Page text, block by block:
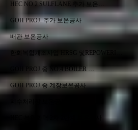
HEC NO.2 SULFLANE 추가 보온…
GOH PROJ. 추가 보온공사
배관 보온공사
한화복합개조사업 HRSG 및REPOWERI…
GOH PROJ.중 NO.4 BOILER …
GOH PROJ.중 계장보온공사